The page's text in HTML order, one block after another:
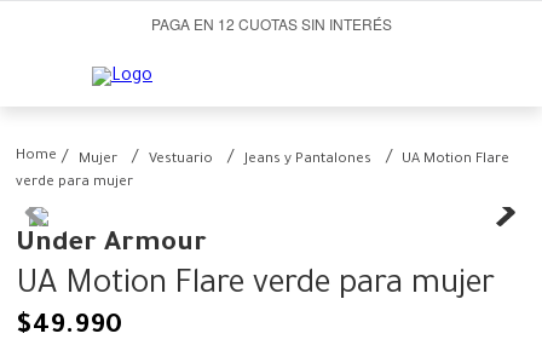
PAGA EN 12 CUOTAS SIN INTERÉS
Mujer Vestuario Jeans y Pantalones
UA Motion Flare
verde para mujer
Under Armour
UA Motion Flare verde para mujer
$49.990